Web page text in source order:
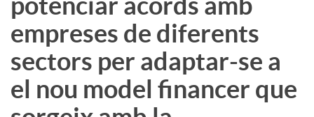
t
s
empreses de diferents
sectors per adaptar-se a
el nou model financer que